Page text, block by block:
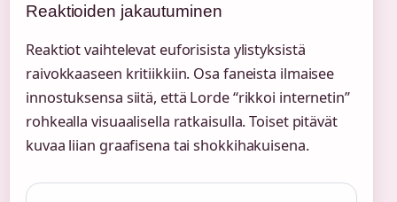
Reaktioiden jakautuminen
Reaktiot vaihtelevat euforisista ylistyksistä
raivokkaaseen kritiikkiin. Osa faneista ilmaisee
innostuksensa siitä, että Lorde “rikkoi internetin”
rohkealla visuaalisella ratkaisulla. Toiset pitävät
kuvaa liian graafisena tai shokkihakuisena.